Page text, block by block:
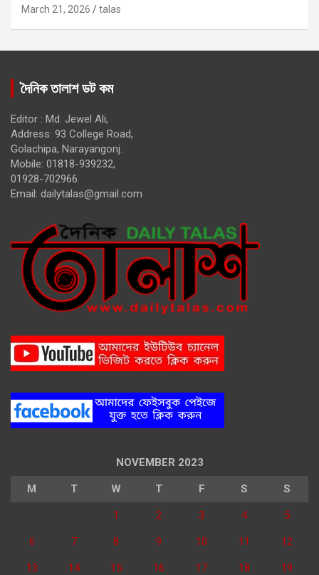
March 21, 2026 talas
দৈনিক তালাশ ডট কম
Editor : Md. Jewel Ali,
Address: 93 College Road,
Golachipa, Narayangonj.
Mobile: 01818-939232,
01928-702966.
Email: dailytalas@gmail.com
NOVEMBER 2023
M T W T F S S
1 2 3 4 5
6 7 8 9 10 11 12
13 14 15 16 17 18 19